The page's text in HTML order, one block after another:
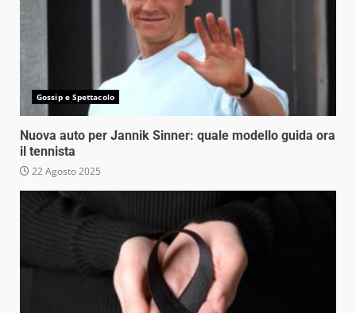
Gossip e Spettacolo
Nuova auto per Jannik Sinner: quale modello guida ora
il tennista
22 Agosto 2025